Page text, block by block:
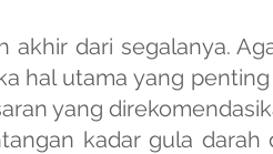
akhir dari segalanya.
hal utama yang
yang
kadar gula